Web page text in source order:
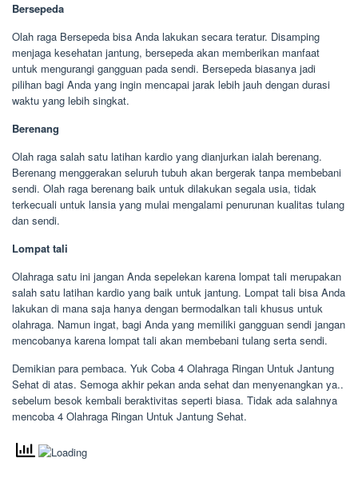
Bersepeda
Olah raga Bersepeda bisa Anda lakukan secara teratur. Disamping
menjaga kesehatan jantung, bersepeda akan memberikan manfaat
untuk mengurangi gangguan pada sendi. Bersepeda biasanya jadi
pilihan bagi Anda yang ingin mencapai jarak lebih jauh dengan durasi
waktu yang lebih singkat.
Berenang
Olah raga salah satu latihan kardio yang dianjurkan ialah berenang.
Berenang menggerakan seluruh tubuh akan bergerak tanpa membebani
sendi. Olah raga berenang baik untuk dilakukan segala usia, tidak
terkecuali untuk lansia yang mulai mengalami penurunan kualitas tulang
dan sendi.
Lompat tali
Olahraga satu ini jangan Anda sepelekan karena lompat tali merupakan
salah satu latihan kardio yang baik untuk jantung. Lompat tali bisa Anda
lakukan di mana saja hanya dengan bermodalkan tali khusus untuk
olahraga. Namun ingat, bagi Anda yang memiliki gangguan sendi jangan
mencobanya karena lompat tali akan membebani tulang serta sendi.
Demikian para pembaca. Yuk Coba 4 Olahraga Ringan Untuk Jantung
Sehat di atas. Semoga akhir pekan anda sehat dan menyenangkan ya..
sebelum besok kembali beraktivitas seperti biasa. Tidak ada salahnya
mencoba 4 Olahraga Ringan Untuk Jantung Sehat.